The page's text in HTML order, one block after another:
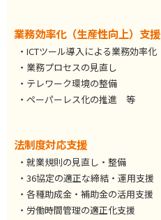
業務効率化（生産性向上）支援
・ICTツール導入による業務効率化
・業務プロセスの見直し
・テレワーク環境の整備
・ペーパーレス化の推進 等
法制度対応支援
・就業規則の見直し・整備
・36協定の適正な締結・運用支援
・各種助成金・補助金の活用支援
・労働時間管理の適正化支援